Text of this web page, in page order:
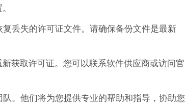
丢失的许可证文件。请确保备份文件是最新
获取许可证。您可以联系软件供应商或访问官
。他们将为您提供专业的帮助和指导，协助您